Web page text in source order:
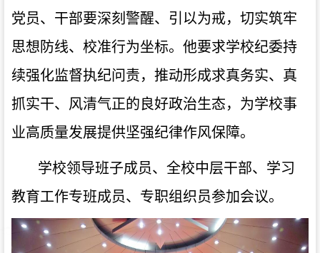
党员、干部要深刻警醒、引以为戒，切实筑牢
思想防线、校准行为坐标。他要求学校纪委持
续强化监督执纪问责，推动形成求真务实、真
抓实干、风清气正的良好政治生态，为学校事
业高质量发展提供坚强纪律作风保障。
学校领导班子成员、全校中层干部、学习
教育工作专班成员、专职组织员参加会议。